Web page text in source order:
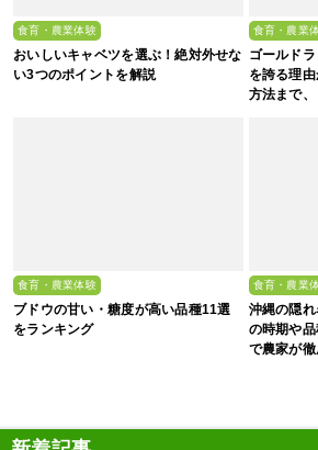
食育・農業体験
おいしいキャベツを選ぶ！絶対外せな
い3つのポイントを解説
食育・農業
ゴールド
を誇る理
方法まで
食育・農業体験
ブドウの甘い・糖度が高い品種11選
をランキング
食育・農業
沖縄の隠
の時期や
で農家が